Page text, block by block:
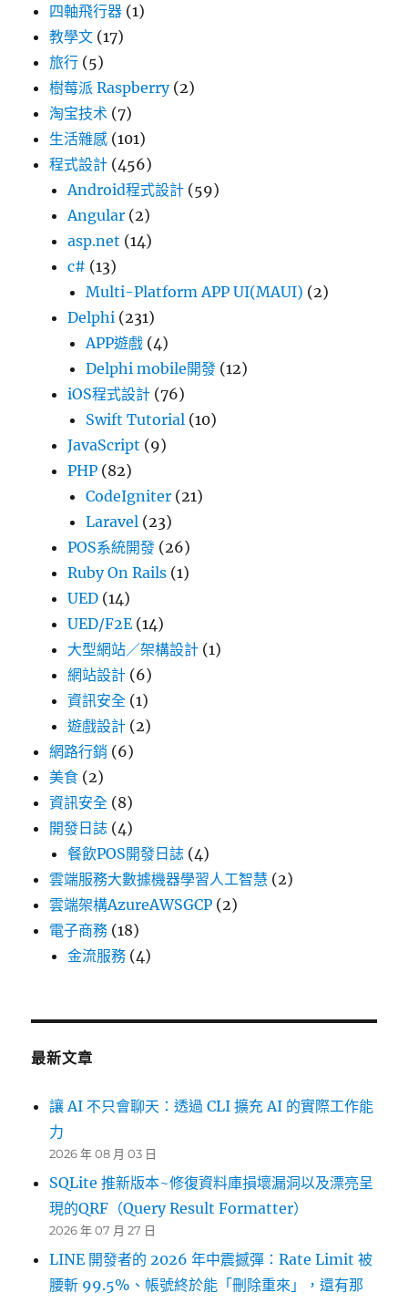
四軸飛行器 (1)
教學文 (17)
旅行 (5)
樹莓派 Raspberry(2)
淘宝技术 (7)
生活雜感 (101)
程式設計 (456)
Android程式設計 (59)
Angular (2)
asp.net (14)
c# (13)
Multi-Platform APP UI(MAUI) (2)
Delphi (231)
APP遊戲 (4)
Delphi mobile開發 (12)
iOS程式設計 (76)
Swift Tutorial (10)
JavaScript (9)
PHP (82)
CodeIgniter (21)
Laravel (23)
POS系統開發 (26)
Ruby On Rails (1)
UED (14)
UED/F2E (14)
大型網站／架構設計 (1)
網站設計 (6)
資訊安全 (1)
遊戲設計 (2)
網路行銷 (6)
美食 (2)
資訊安全 (8)
開發日誌 (4)
餐飲POS開發日誌 (4)
雲端服務大數據機器學習人工智慧 (2)
雲端架構AzureAWSGCP (2)
電子商務 (18)
金流服務 (4)
最新文章
讓 AI 不只會聊天：透過 CLI 擴充 AI 的實際工作能
力
2026 年 08 月 03 日
SQLite 推新版本~修復資料庫損壞漏洞以及漂亮呈
現的QRF（Query Result Formatter）
2026 年 07 月 27 日
LINE 開發者的 2026 年中震撼彈：Rate Limit 被
腰斬 99.5%、帳號終於能「刪除重來」，還有那